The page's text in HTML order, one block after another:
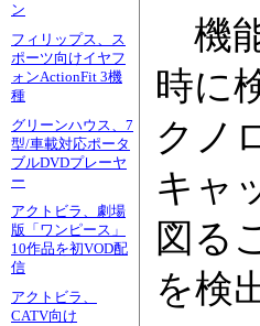
ン
フィリップス、ス
ポーツ向けイヤフ
ォンActionFit 3機
種
グリーンハウス、7
型/車載対応ポータ
ブルDVDプレーヤ
ー
アクトビラ、劇場
版「ワンピース」
10作品を初VOD配
信
アクトビラ、
CATV向け
機
時に
クノ
キャ
図る
を検